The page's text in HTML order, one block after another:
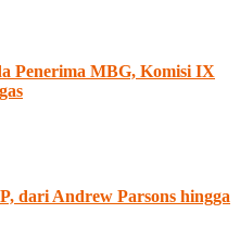
Penerima MBG, Komisi IX
dari Andrew Parsons hingga